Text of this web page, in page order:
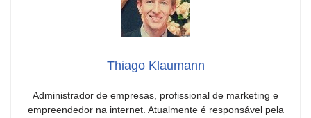
Thiago Klaumann
Administrador de empresas, profissional de marketing e
empreendedor na internet. Atualmente é responsável pela